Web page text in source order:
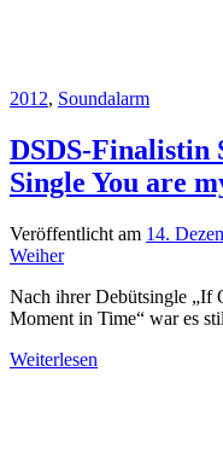
2012, Soundalarm
DSDS-Finalistin
Single You are
Veröffentlicht am 14.
Weiher
Nach ihrer Debütsingle „If
Moment in Time“ war es
Weiterlesen